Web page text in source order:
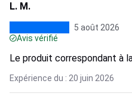
L. M.
5 août 2026
Avis vérifié
Le produit correspondant à
Expérience du : 20 juin 2026